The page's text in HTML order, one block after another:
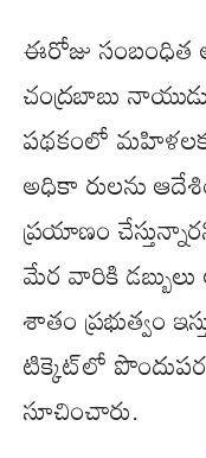
ఈరోజు
చంద్రబాబు
పథకంలో
అధికా రులను
ప్రయాణం
మేర వారికి
శాతం ప్రభుత్వం
టిక్కెట్‌లో
సూచించారు.